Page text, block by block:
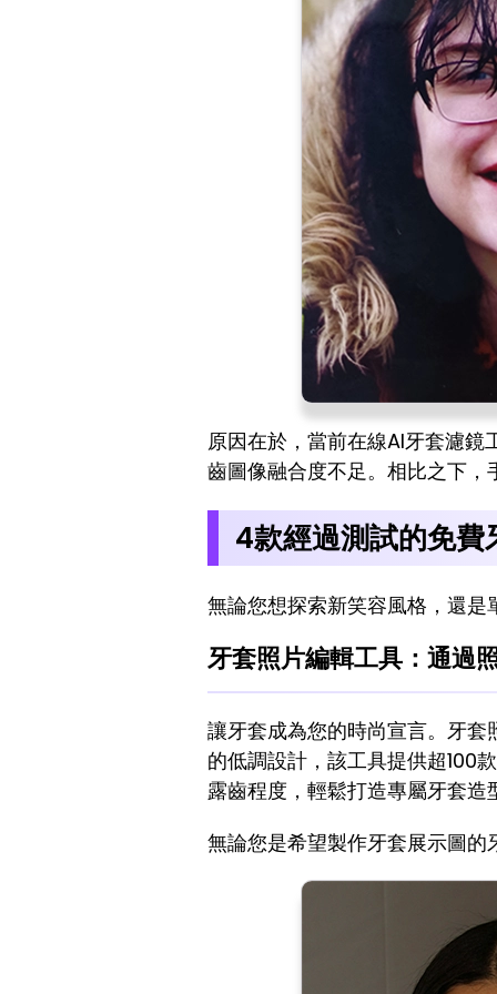
原因在於，當前在線AI牙套濾
齒圖像融合度不足。相比之下
4款經過測試的免費
無論您想探索新笑容風格，還
牙套照片編輯工具：通過
讓牙套成為您的時尚宣言。牙
的低調設計，該工具提供超100款
露齒程度，輕鬆打造專屬牙套造
無論您是希望製作牙套展示圖